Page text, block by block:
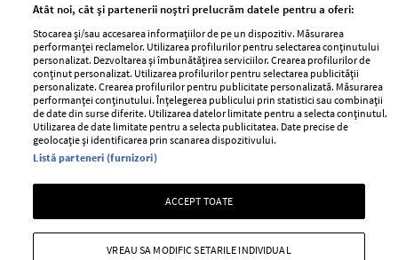
pasageri, afectați
Intră în culisele noii colecții
Vara care te schimbă: cum
transformi fiecare amintire
într-o poveste pe care o porți
Atât noi, cât și partenerii noștri prelucrăm datele pentru a oferi:
Stocarea și/sau accesarea informațiilor de pe un dispozitiv. Măsurarea
performanței reclamelor. Utilizarea profilurilor pentru selectarea conținutului
personalizat. Dezvoltarea și îmbunătățirea serviciilor. Crearea profilurilor de
conținut personalizat. Utilizarea profilurilor pentru selectarea publicității
personalizate. Crearea profilurilor pentru publicitate personalizată. Măsurarea
performanței conținutului. Înțelegerea publicului prin statistici sau combinații
de date din surse diferite. Utilizarea datelor limitate pentru a selecta conținutul.
Utilizarea de date limitate pentru a selecta publicitatea. Date precise de
geolocație și identificarea prin scanarea dispozitivului.
Listă parteneri (furnizori)
ACCEPT TOATE
VREAU SA MODIFIC SETARILE INDIVIDUAL